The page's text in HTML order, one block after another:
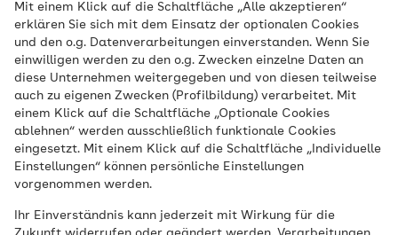
Mit einem Klick auf die Schaltfläche „Alle akzeptieren“
erklären Sie sich mit dem Einsatz der optionalen Cookies
und den o.g. Datenverarbeitungen einverstanden. Wenn Sie
einwilligen werden zu den o.g. Zwecken einzelne Daten an
diese Unternehmen weitergegeben und von diesen teilweise
auch zu eigenen Zwecken (Profilbildung) verarbeitet. Mit
einem Klick auf die Schaltfläche „Optionale Cookies
ablehnen“ werden ausschließlich funktionale Cookies
eingesetzt. Mit einem Klick auf die Schaltfläche „Individuelle
Einstellungen“ können persönliche Einstellungen
vorgenommen werden.
Ihr Einverständnis kann jederzeit mit Wirkung für die
Impfungen gehören zu den wichtigsten
Maßnahmen, um schwere
Infektionskrankheiten zu bekämpfen.
Dennoch fragen sich viele: Brauche ich
das überhaupt? Können der Impfstoff oder
das Impfen sogar schaden? Die AOK
erklärt, wie Impfungen wirken und was Sie
über Impfstoffe und deren
Nebenwirkungen wissen sollten.